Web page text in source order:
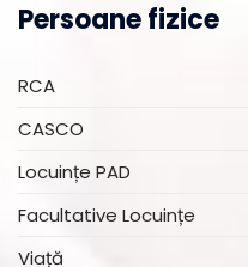
Persoane fizice
RCA
CASCO
Locuințe PAD
Facultative Locuințe
Viață